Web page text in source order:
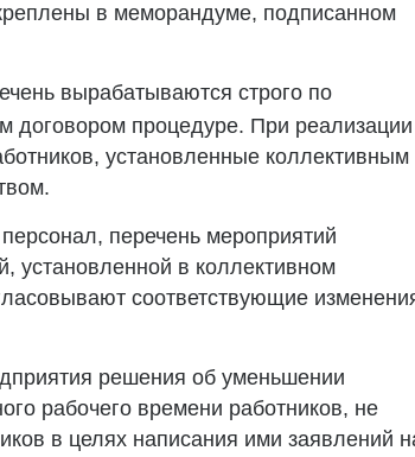
в меморандуме, подписанном
вырабатываются строго по
договором процедуре. При реализации
установленные коллективным
перечень мероприятий
установленной в коллективном
соответствующие
решения об уменьшении
рабочего времени работников, не
в целях написания ими заявлений